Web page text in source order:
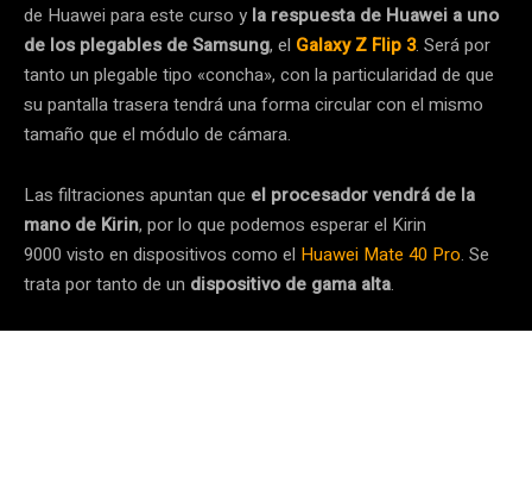
de Huawei para este curso y la respuesta de Huawei a uno
de los plegables de Samsung, el Galaxy Z Flip 3. Será por
tanto un plegable tipo «concha», con la particularidad de que
su pantalla trasera tendrá una forma circular con el mismo
tamaño que el módulo de cámara.
Las filtraciones apuntan que el procesador vendrá de la
mano de Kirin, por lo que podemos esperar el Kirin
9000 visto en dispositivos como el Huawei Mate 40 Pro. Se
trata por tanto de un dispositivo de gama alta.